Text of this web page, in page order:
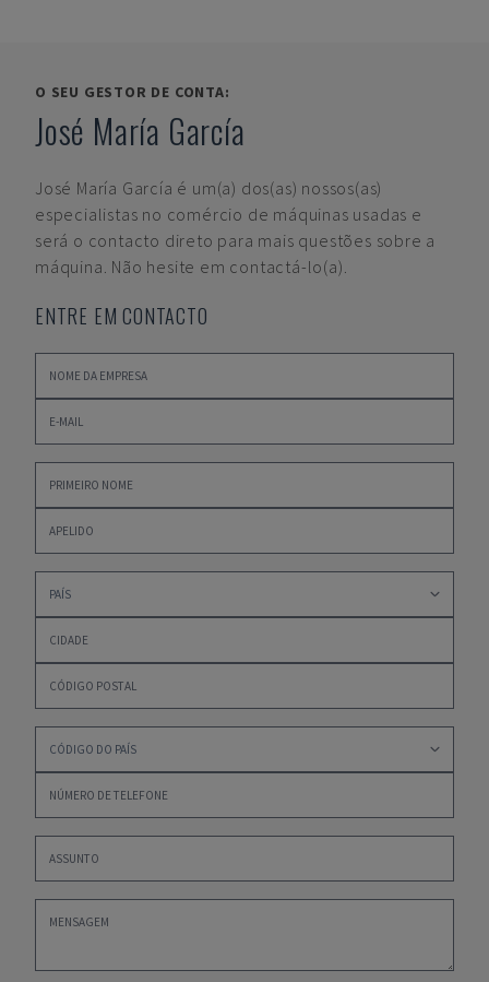
O SEU GESTOR DE CONTA:
José María García
José María García é um(a) dos(as) nossos(as)
especialistas no comércio de máquinas usadas e
será o contacto direto para mais questões sobre a
máquina. Não hesite em contactá-lo(a).
ENTRE EM CONTACTO